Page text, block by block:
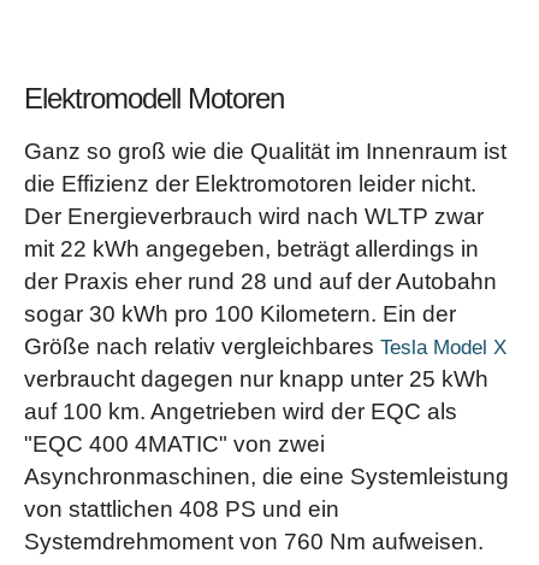
Display des Infotainmentsystems wie mit einem
ganz einfach per Einzahl-Geste. Ein haptisches Feedback
begleitet jede Eingabe. Das Touchpad erkennt Ihre
Handschrift für den Fall, dass Sie Adressen oder
Telefonnummern eingeben möchten)
Sitzkomfort-Paket - (Ergonomische Sitzposition, die
perfekt auf Ihre individuellen Bedürfnisse zugeschnitten ist.
Bestandteile: vielfältige elektrische und manuelle
Einstellmöglichkeiten für die Vordersitze zur Anpassung an
die spezifischen Körper- und Komfortansprüche von
Fahrer- und Beifahrer; elektropneumatische 4-Wege-
Lordosen-Stütze und Seitenhaltverstellung mit
Bedienelement am Sitz; elektrische
Sitzkissenneigungsverstellung; elektrische
Kabelloses Ladesystem für mobile Endgeräte
Tasche bleiben, Sie müssen ihn nicht in die Hand
Fahrberechtigung erkennt das Fahrzeug seinen
Besitzer. Türgriff umfassen, öffnen, einsteigen, losfahren)
GO Komfort-Paket können Sie Ihr Fahrzeug starten und
verriegeln, indem Sie Ihren Schlüssel schlicht und einfach
bei sich tragen. Die
Funktion HANDS-FREE ACCESS ermöglicht ein
berührungsloses und vollautomatisches Öffnen und
Elektromodell Motoren
Ganz so groß wie die Qualität im Innenraum ist
die Effizienz der Elektromotoren leider nicht.
Der Energieverbrauch wird nach WLTP zwar
mit 22 kWh angegeben, beträgt allerdings in
der Praxis eher rund 28 und auf der Autobahn
sogar 30 kWh pro 100 Kilometern. Ein der
Größe nach relativ vergleichbares Tesla Model X
verbraucht dagegen nur knapp unter 25 kWh
auf 100 km. Angetrieben wird der EQC als
"EQC 400 4MATIC" von zwei
Asynchronmaschinen, die eine Systemleistung
von stattlichen 408 PS und ein
Systemdrehmoment von 760 Nm aufweisen.